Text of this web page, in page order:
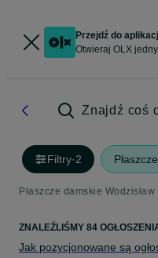
Przejdź do
Otwieraj OLX
Znajdź coś
Filtry·2 Płaszcze
Płaszcze damskie Wodzisław
ZNALEŹLIŚMY 84
Jak pozycjonowane są